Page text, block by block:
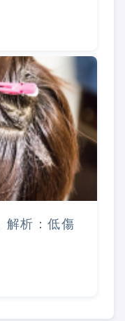
解析：低傷